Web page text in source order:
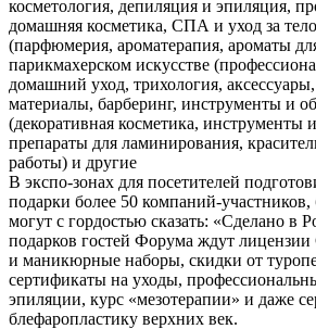
косметология, депиляция и эпиляция,
домашняя косметика, СПА и уход за
(парфюмерия, ароматерапия, ароматы
парикмахерском искусстве
домашний уход, трихология,
материалы, барберинг, инструменты и
(декоративная косметика, инструменты
препараты для ламинирования,
работы) и другие
В экспо-зонах для посетителей
подарки более 50 компаний-
могут с гордостью сказать: «Сделано в
подарков гостей Форума ждут
и маникюрные наборы, скидки от
сертификаты на уходы,
эпиляции, курс «мезотерапии» и даже
блефаропластику верхних век.